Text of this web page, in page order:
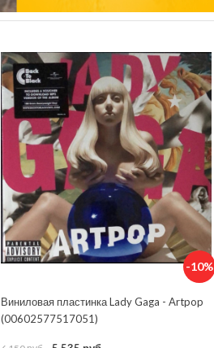
-10%
Виниловая пластинка Lady Gaga - Artpop
(00602577517051)